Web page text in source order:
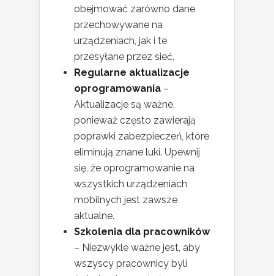
obejmować zarówno dane
przechowywane na
urządzeniach, jak i te
przesyłane przez sieć.
Regularne aktualizacje
oprogramowania –
Aktualizacje są ważne,
ponieważ często zawierają
poprawki zabezpieczeń, które
eliminują znane luki. Upewnij
się, że oprogramowanie na
wszystkich urządzeniach
mobilnych jest zawsze
aktualne.
Szkolenia dla pracowników
– Niezwykle ważne jest, aby
wszyscy pracownicy byli